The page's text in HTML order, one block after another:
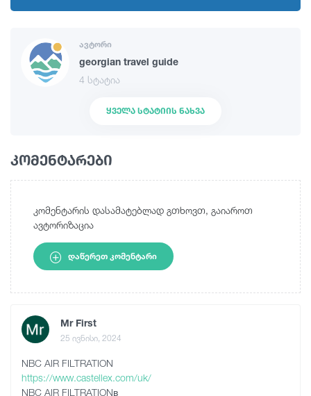
ავტორი
georgian travel guide
4 სტატია
ᲧᲕᲔᲚᲐ ᲡᲢᲐᲢᲘᲘᲡ ᲜᲐᲮᲕᲐ
კომენტარები
კომენტარის დასამატებლად გთხოვთ, გაიაროთ
ავტორიზაცია
ᲓᲐᲬᲔᲠᲔᲗ ᲙᲝᲛᲔᲜᲢᲐᲠᲘ
Mr First
25 ივნისი, 2024
NBC AIR FILTRATION
https://www.castellex.com/uk/
NBC AIR FILTRATIONв